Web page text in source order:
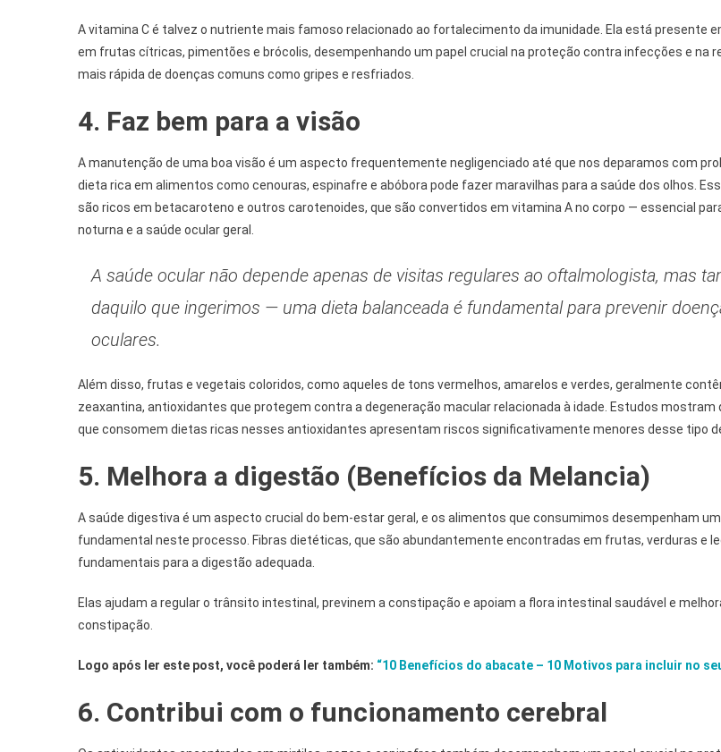
A vitamina C é talvez o nutriente mais famoso relacionado ao fortalecimento da imunidade. Ela está presente
em frutas cítricas, pimentões e brócolis, desempenhando um papel crucial na proteção contra infecções e na
mais rápida de doenças comuns como gripes e resfriados.
4. Faz bem para a visão
A manutenção de uma boa visão é um aspecto frequentemente negligenciado até que nos deparamos com
dieta rica em alimentos como cenouras, espinafre e abóbora pode fazer maravilhas para a saúde dos olhos.
são ricos em betacaroteno e outros carotenoides, que são convertidos em vitamina A no corpo — essencial
noturna e a saúde ocular geral.
A saúde ocular não depende apenas de visitas regulares ao oftalmologista, mas
daquilo que ingerimos — uma dieta balanceada é fundamental para prevenir
oculares.
Além disso, frutas e vegetais coloridos, como aqueles de tons vermelhos, amarelos e verdes, geralmente
zeaxantina, antioxidantes que protegem contra a degeneração macular relacionada à idade. Estudos mostram
que consomem dietas ricas nesses antioxidantes apresentam riscos significativamente menores desse tipo
5. Melhora a digestão (Benefícios da Melancia)
A saúde digestiva é um aspecto crucial do bem-estar geral, e os alimentos que consumimos desempenham um
fundamental neste processo. Fibras dietéticas, que são abundantemente encontradas em frutas, verduras e
fundamentais para a digestão adequada.
Elas ajudam a regular o trânsito intestinal, previnem a constipação e apoiam a flora intestinal saudável e
constipação.
Logo após ler este post, você poderá ler também: “10 Benefícios do abacate – 10 Motivos para incluir no
6. Contribui com o funcionamento cerebral